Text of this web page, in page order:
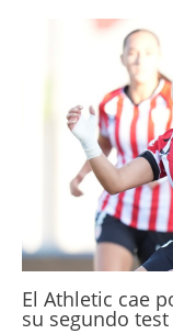
El Athletic cae
su segundo